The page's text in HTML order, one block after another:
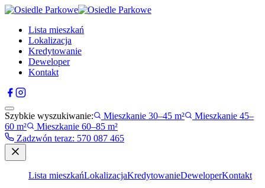
Lista mieszkań
Lokalizacja
Kredytowanie
Deweloper
Kontakt
Szybkie wyszukiwanie: Mieszkanie 30–45 m²
Mieszkanie 45–
60 m²
Mieszkanie 60–85 m²
Zadzwón teraz: 570 087 465
Lista mieszkańLokalizacjaKredytowanieDeweloperKontakt